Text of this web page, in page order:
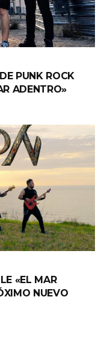
PUNK ROCK
ADENTRO»
«EL MAR
NUEVO